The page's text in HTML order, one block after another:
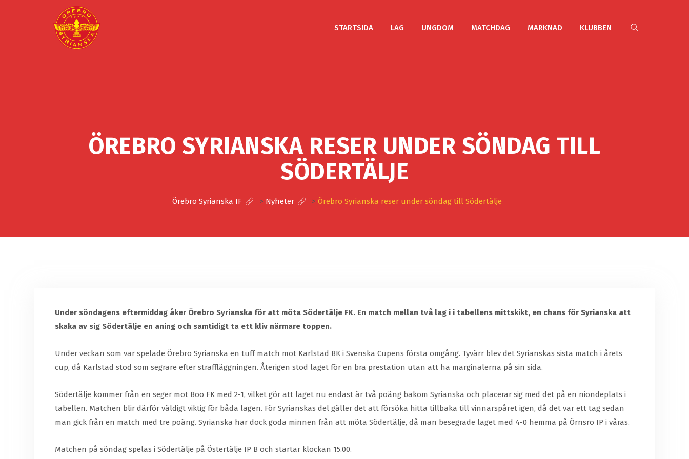
STARTSIDA LAG UNGDOM MATCHDAG MARKNAD KLUBBEN
ÖREBRO SYRIANSKA RESER UNDER SÖNDAG TILL
SÖDERTÄLJE
Örebro Syrianska IF > Nyheter > Örebro Syrianska reser under söndag till Södertälje
Under söndagens eftermiddag åker Örebro Syrianska för att möta Södertälje FK. En match mellan två lag i i tabellens mittskikt, en chans för Syrianska att
skaka av sig Södertälje en aning och samtidigt ta ett kliv närmare toppen.
Under veckan som var spelade Örebro Syrianska en tuff match mot Karlstad BK i Svenska Cupens första omgång. Tyvärr blev det Syrianskas sista match i årets
cup, då Karlstad stod som segrare efter straffläggningen. Återigen stod laget för en bra prestation utan att ha marginalerna på sin sida.
Södertälje kommer från en seger mot Boo FK med 2-1, vilket gör att laget nu endast är två poäng bakom Syrianska och placerar sig med det på en niondeplats i
tabellen. Matchen blir därför väldigt viktig för båda lagen. För Syrianskas del gäller det att försöka hitta tillbaka till vinnarspåret igen, då det var ett tag sedan
man gick från en match med tre poäng. Syrianska har dock goda minnen från att möta Södertälje, då man besegrade laget med 4-0 hemma på Örnsro IP i våras.
Matchen på söndag spelas i Södertälje på Östertälje IP B och startar klockan 15.00.